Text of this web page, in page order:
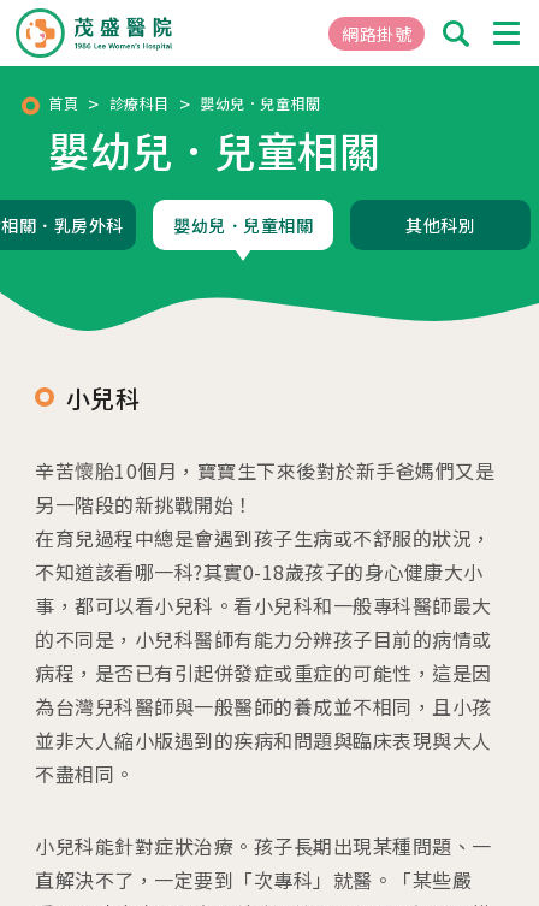
網路掛號
01 關於茂盛
核心專長
年度大事紀
03 就醫指南
04 生殖醫學專科
05 診療科目
06 最新消息
07 衛教資訊
08 圓夢分享
首頁 診療科目 嬰幼兒．兒童相關
嬰幼兒．兒童相關
關．乳房外科 嬰幼兒．兒童相關 其他科別
小兒科
辛苦懷胎10個月，寶寶生下來後對於新手爸媽們又是
另一階段的新挑戰開始！
在育兒過程中總是會遇到孩子生病或不舒服的狀況，
不知道該看哪一科?其實0-18歲孩子的身心健康大小
事，都可以看小兒科。看小兒科和一般專科醫師最大
的不同是，小兒科醫師有能力分辨孩子目前的病情或
病程，是否已有引起併發症或重症的可能性，這是因
為台灣兒科醫師與一般醫師的養成並不相同，且小孩
並非大人縮小版遇到的疾病和問題與臨床表現與大人
不盡相同。
小兒科能針對症狀治療。孩子長期出現某種問題、一
直解決不了，一定要到「次專科」就醫。「某些嚴